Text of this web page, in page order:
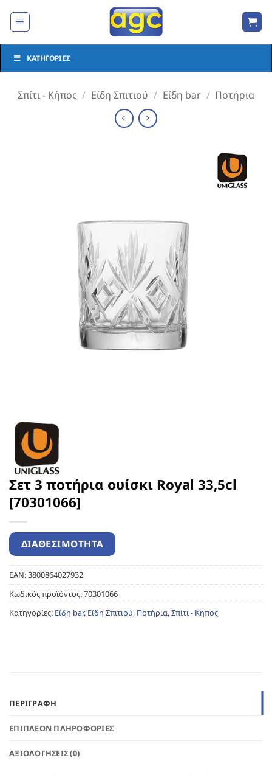
στο
ΚΑΤΗΓΟΡΊΕΣ
Σπίτι - Κήπος / Είδη Σπιτιού / Είδη bar / Ποτήρια
Σετ 3 ποτήρια ουίσκι Royal 33,5cl
[70301066]
EAN:3800864027932
Κωδικός προϊόντος:70301066
Κατηγορίες: Είδη bar, Είδη Σπιτιού, Ποτήρια,Σπίτι - Κήπος
ΠΕΡΙΓΡΑΦΉ
ΕΠΙΠΛΈΟΝ ΠΛΗΡΟΦΟΡΊΕΣ
ΑΞΙΟΛΟΓΉΣΕΙΣ (0)